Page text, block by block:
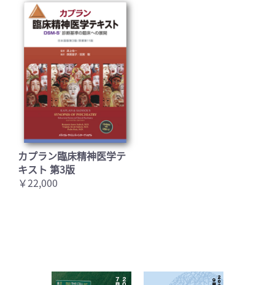
カプラン臨床精神医学テ
キスト 第3版
￥22,000